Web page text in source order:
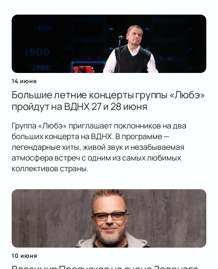
14 июня
Большие летние концерты группы «Любэ»
пройдут на ВДНХ 27 и 28 июня
Группа «Любэ» приглашает поклонников на два
больших концерта на ВДНХ. В программе —
легендарные хиты, живой звук и незабываемая
атмосфера встреч с одним из самых любимых
коллективов страны.
10 июня